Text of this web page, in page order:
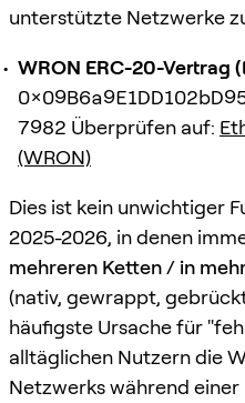
unterstützte Netzwerke
WRON ERC-20-Vertrag
7982 Überprüfen auf:
(WRON)
Dies ist kein unwichtiger
2025-2026, in denen
mehreren Ketten / in
(nativ, gewrappt,
häufigste Ursache für
alltäglichen Nutzern die
Netzwerks während einer